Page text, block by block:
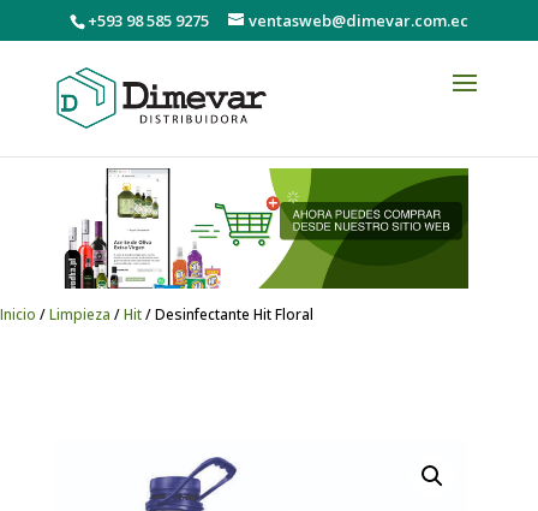
+593 98 585 9275 ventasweb@dimevar.com.ec
Inicio /Limpieza /Hit/ Desinfectante Hit Floral